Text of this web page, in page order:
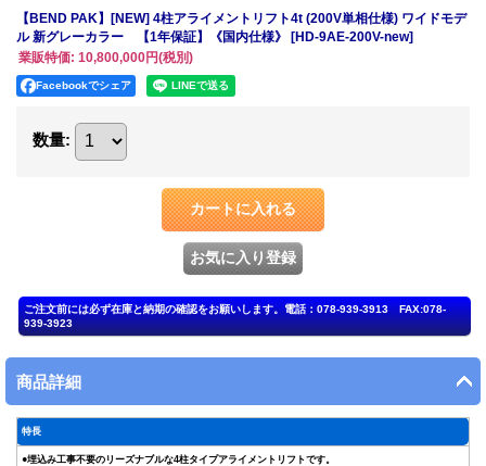
【BEND PAK】[NEW] 4柱アライメントリフト4t (200V単相仕様) ワイドモデ
ル 新グレーカラー 【1年保証】《国内仕様》 [HD-9AE-200V-new]
業販特価: 10,800,000円(税別)
Facebookでシェア
数量:
商品詳細
特長
●埋込み工事不要のリーズナブルな4柱タイプアライメントリフトです。